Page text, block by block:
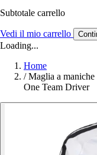
Subtotale carrello
Vedi il mio carrello
Loading...
Home
/ Maglia a
One Team Driver